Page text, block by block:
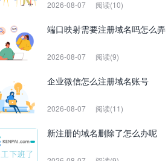
2026-08-07 阅读(10)
端口映射需要注册域名吗怎么弄
2026-08-07 阅读(9)
企业微信怎么注册域名账号
2026-08-07 阅读(11)
新注册的域名删除了怎么办呢